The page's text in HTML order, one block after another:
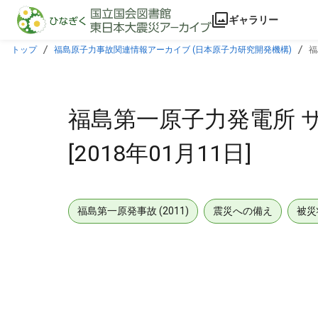
本文に飛ぶ
ギャラリー
トップ 福島原子力事故関連情報アーカイブ (日本原子力研究開発機構)
福島第一原子力発電所
[2018年01月11日]
福島第一原発事故 (2011) 震災への備え 被災